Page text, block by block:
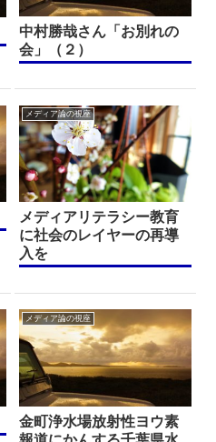
中村勝哉さん「お別れの
会」（２）
メディア論の視座
メディアリテラシー教育
に社会のレイヤーの再導
入を
メディア論の視座
金町浄水場放射性ヨウ素